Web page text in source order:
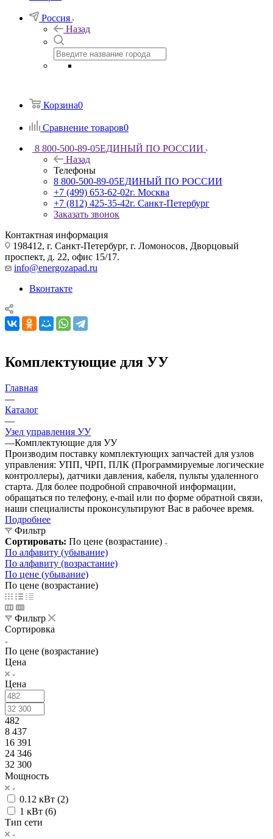
Россия
Назад
Корзина0
Сравнение товаров0
8 800-500-89-05ЕДИНЫЙ ПО РОССИИ
Назад
Телефоны
8 800-500-89-05ЕДИНЫЙ ПО РОССИИ
+7 (499) 653-62-02г. Москва
+7 (812) 425-35-42г. Санкт-Петербург
Заказать звонок
Контактная информация
198412, г. Санкт-Петербург, г. Ломоносов, Дворцовый
проспект, д. 22, офис 15/17.
info@energozapad.ru
Вконтакте
Комплектующие для УУ
Главная
—
Каталог
—
Узел управления УУ
—Комплектующие для УУ
Производим поставку комплектующих запчастей для узлов
управления: УПП, ЧРП, ПЛК (Программируемые логические
контроллеры), датчики давления, кабеля, пульты удаленного
старта. Для более подробной справочной информации,
обращаться по телефону, e-mail или по форме обратной связи,
наши специалисты проконсультируют Вас в рабочее время.
Подробнее
Фильтр
Сортировать: По цене (возрастание)
По алфавиту (убывание)
По алфавиту (возрастание)
По цене (убывание)
По цене (возрастание)
Фильтр
Сортировка
По цене (возрастание)
Цена
Цена
482
8 437
16 391
24 346
32 300
Мощность
0.12 кВт (2)
1 кВт (6)
Тип сети